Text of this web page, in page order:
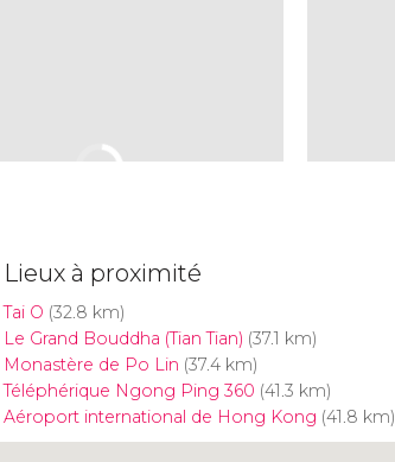
Lieux à proximité
Tai O (32.8 km)
Le Grand Bouddha (Tian Tian) (37.1 km)
Monastère de Po Lin (37.4 km)
Téléphérique Ngong Ping 360 (41.3 km)
Aéroport international de Hong Kong (41.8 km)